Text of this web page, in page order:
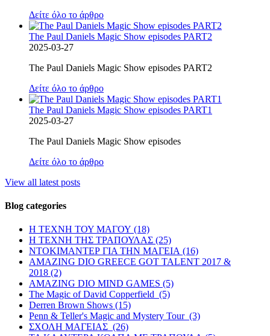
Δείτε όλο το άρθρο
The Paul Daniels Magic Show episodes PART2
2025-03-27
The Paul Daniels Magic Show episodes PART2
Δείτε όλο το άρθρο
The Paul Daniels Magic Show episodes PART1
2025-03-27
The Paul Daniels Magic Show episodes
Δείτε όλο το άρθρο
View all latest posts
Blog categories
Η ΤΕΧΝΗ ΤΟΥ ΜΑΓΟΥ (18)
Η ΤΕΧΝΗ ΤΗΣ ΤΡΑΠΟΥΛΑΣ (25)
ΝΤΟΚΙΜΑΝΤΕΡ ΓΙΑ ΤΗΝ ΜΑΓΕΙΑ (16)
AMAZING DIO GREECE GOT TALENT 2017 &
2018 (2)
AMAZING DIO MIND GAMES (5)
The Magic of David Copperfield (5)
Derren Brown Shows (15)
Penn & Teller's Magic and Mystery Tour (3)
ΣΧΟΛΗ ΜΑΓΕΙΑΣ (26)